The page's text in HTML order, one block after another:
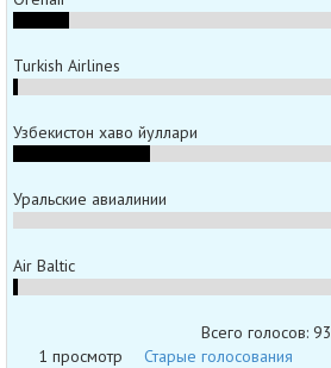
Turkish Airlines
Узбекистон хаво йуллари
Уральские авиалинии
Air Baltic
Всего голосов: 93
1 просмотр
Старые голосования